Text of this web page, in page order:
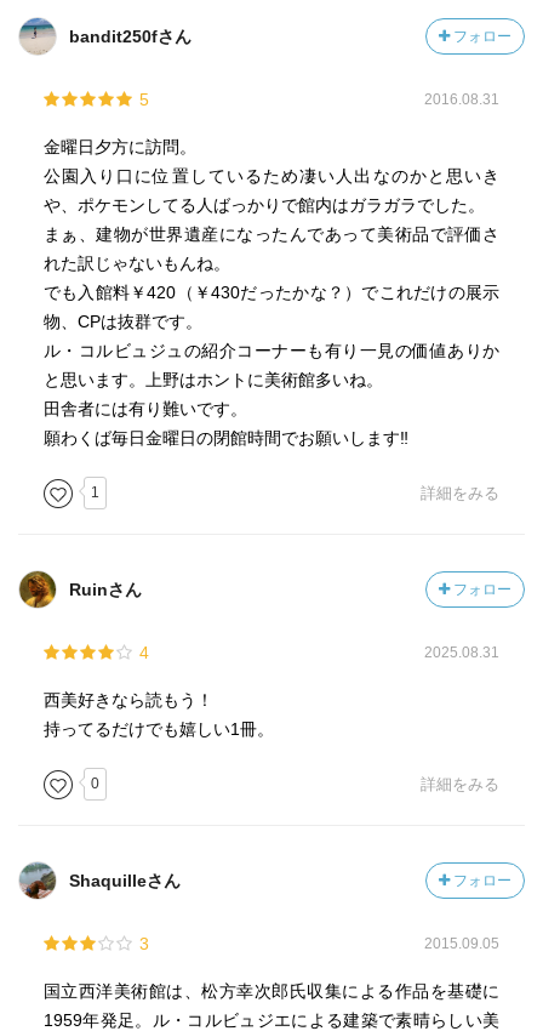
bandit250fさん フォロー
5 2016.08.31
金曜日夕方に訪問。
公園入り口に位置しているため凄い人出なのかと思いき
や、ポケモンしてる人ばっかりで館内はガラガラでした。
まぁ、建物が世界遺産になったんであって美術品で評価さ
れた訳じゃないもんね。
でも入館料￥420（￥430だったかな？）でこれだけの展示
物、CPは抜群です。
ル・コルビュジュの紹介コーナーも有り一見の価値ありか
と思います。上野はホントに美術館多いね。
田舎者には有り難いです。
願わくば毎日金曜日の閉館時間でお願いします‼
1 詳細をみる
Ruinさん フォロー
4 2025.08.31
西美好きなら読もう！
持ってるだけでも嬉しい1冊。
0 詳細をみる
Shaquilleさん フォロー
3 2015.09.05
国立西洋美術館は、松方幸次郎氏収集による作品を基礎に
1959年発足。ル・コルビュジエによる建築で素晴らしい美